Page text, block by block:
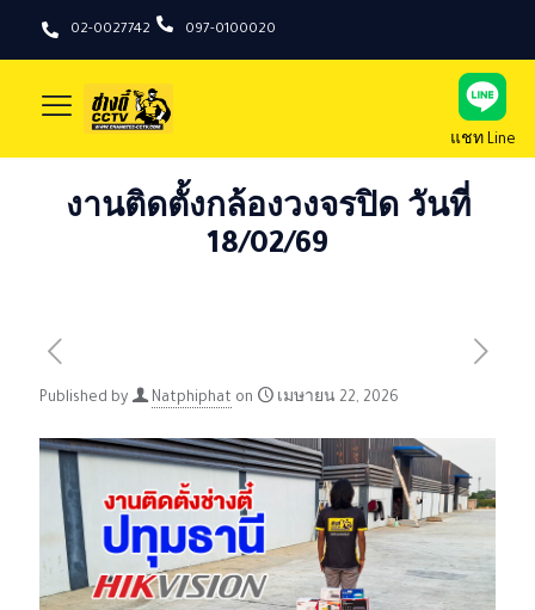
02-0027742 097-0100020
แชท Line
งานติดตั้งกล้องวงจรปิด วันที่
18/02/69
Published by Natphiphat on เมษายน 22, 2026